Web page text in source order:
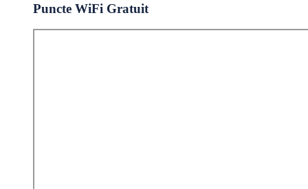
Puncte WiFi Gratuit